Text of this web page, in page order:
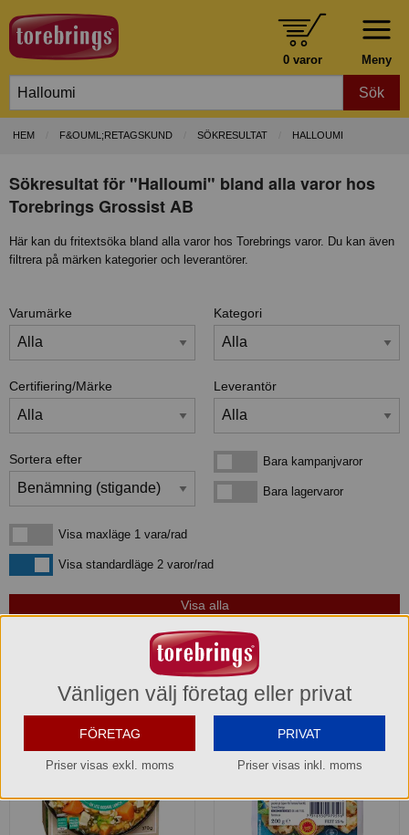
Meny
0 varor
Sök
HEM F&OUML;RETAGSKUND SÖKRESULTAT HALLOUMI
Sökresultat för "Halloumi" bland alla varor hos
Torebrings Grossist AB
Här kan du fritextsöka bland alla varor hos Torebrings varor. Du kan även
filtrera på märken kategorier och leverantörer.
Varumärke Kategori
Certifiering/Märke Leverantör
Sortera efter Bara kampanjvarorBara kampanjvaror
Bara lagervarorBara lagervaror
Visa maxläge 1 vara/rad
Visa maxläge 1 vara/rad
Visa standardlägeVisa standardläge 2 varor/rad
som matchar din sökning:
Vänligen välj företag eller privat
FÖRETAG
Priser visas exkl. moms
PRIVAT
Priser visas inkl. moms